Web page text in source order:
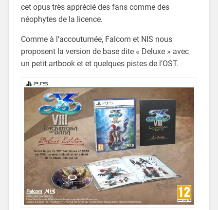
cet opus très apprécié des fans comme des
néophytes de la licence.
Comme à l’accoutumée, Falcom et NIS nous
proposent la version de base dite « Deluxe » avec
un petit artbook et et quelques pistes de l’OST.